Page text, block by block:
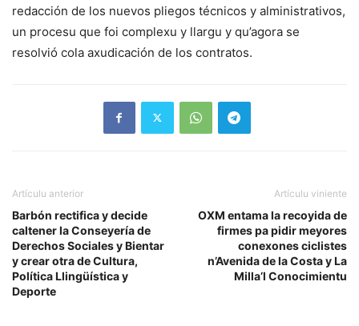
redacción de los nuevos pliegos técnicos y alministrativos,
un procesu que foi complexu y llargu y qu’agora se
resolvió cola axudicación de los contratos.
Artículu anterior
Barbón rectifica y decide
caltener la Conseyería de
Derechos Sociales y Bientar
y crear otra de Cultura,
Política Llingüística y
Deporte
Artículu viniente
OXM entama la recoyida de
firmes pa pidir meyores
conexones ciclistes
n’Avenida de la Costa y La
Milla’l Conocimientu